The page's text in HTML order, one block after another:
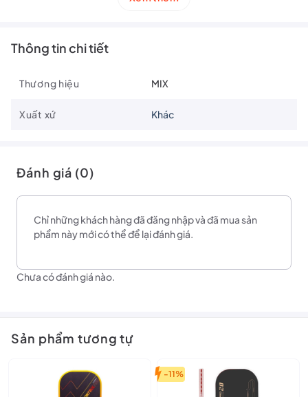
Pickleball Outdoor là lựa chọn hoàn hảo để nâng cao trải nghiệm
chuyên nghiệp.
Thông tin chi tiết
Thương hiệu MIX
Xuất xứ Khác
Đánh giá (0)
Chưa có đánh giá nào.
Chỉ những khách hàng đã đăng nhập và đã mua sản
phẩm này mới có thể để lại đánh giá.
Sản phẩm tương tự
-11%